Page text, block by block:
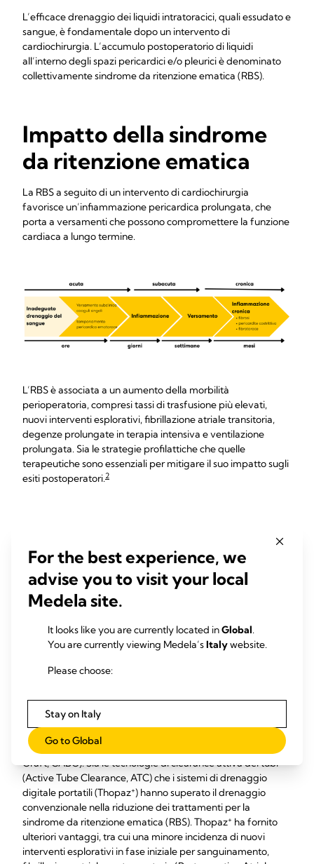
L’efficace drenaggio dei liquidi intratoracici, quali essudato e
sangue, è fondamentale dopo un intervento di
cardiochirurgia. L’accumulo postoperatorio di liquidi
all’interno degli spazi pericardici e/o pleurici è denominato
collettivamente sindrome da ritenzione ematica (RBS).
Impatto della sindrome
da ritenzione ematica
La RBS a seguito di un intervento di cardiochirurgia
favorisce un’infiammazione pericardica prolungata, che
porta a versamenti che possono compromettere la funzione
cardiaca a lungo termine.
L’RBS è associata a un aumento della morbilità
perioperatoria, compresi tassi di trasfusione più elevati,
nuovi interventi esplorativi, fibrillazione atriale transitoria,
degenze prolungate in terapia intensiva e ventilazione
prolungata. Sia le strategie profilattiche che quelle
terapeutiche sono essenziali per mitigare il suo impatto sugli
esiti postoperatori.2
ritenzione ematica dopo
un intervento di
cardiochirurgia è
prevenibile
Un drenaggio efficace immediatamente dopo l’intervento
recente studio retrospettivo esamina l’impatto delle diverse
modalità di drenaggio toracico sulla sindrome da ritenzione
ematica (RBS) e sulle complicanze associate dopo un
intervento di bypass coronarico (Coronary Artery Bypass
Graft, CABG). Sia le tecnologie di clearance attiva dei tubi
(Active Tube Clearance, ATC) che i sistemi di drenaggio
digitale portatili (Thopaz+) hanno superato il drenaggio
convenzionale nella riduzione dei trattamenti per la
sindrome da ritenzione ematica (RBS). Thopaz+ ha fornito
ulteriori vantaggi, tra cui una minore incidenza di nuovi
interventi esplorativi in fase iniziale per sanguinamento,
For the best experience, we
advise you to visit your local
Medela site.
It looks like you are currently located inGlobal.
You are currently viewing Medela’sItalywebsite.
Please choose:
Stay on Italy
Go to Global